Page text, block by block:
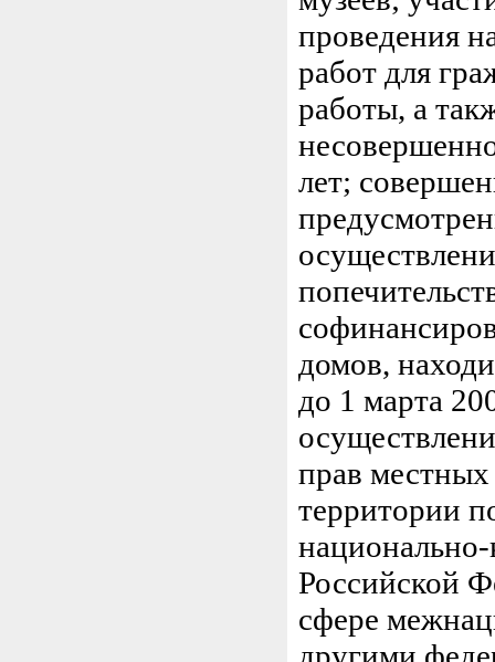
проведения
работ для
работы, а
лет;
домов,
до 1 марта
прав
территории
Российской
сфере